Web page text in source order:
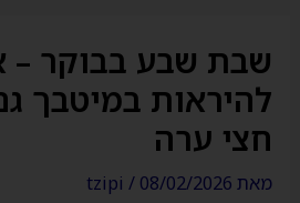
שבת שבע בבוקר –
להיראות במיטבך
חצי ערה
מאת tzipi / 08/02/2026